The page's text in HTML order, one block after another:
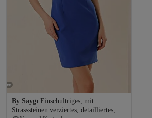
By Saygı Einschultriges, mit
Strasssteinen verziertes, detailliertes,
Versand Kostenlos